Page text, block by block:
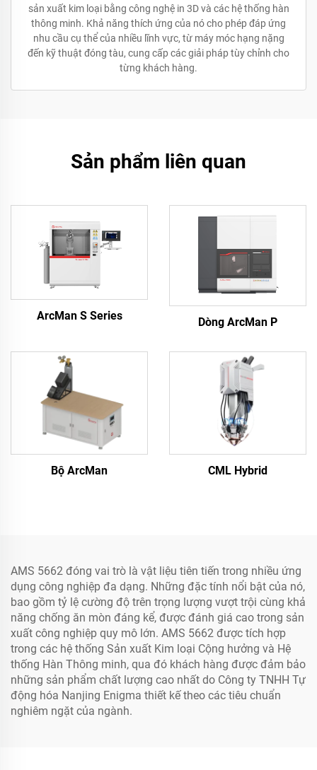
sản xuất kim loại bằng công nghệ in 3D và các hệ thống hàn
thông minh. Khả năng thích ứng của nó cho phép đáp ứng
nhu cầu cụ thể của nhiều lĩnh vực, từ máy móc hạng nặng
đến kỹ thuật đóng tàu, cung cấp các giải pháp tùy chỉnh cho
từng khách hàng.
Sản phẩm liên quan
ArcMan S Series Dòng ArcMan P
Bộ ArcMan CML Hybrid
AMS 5662 đóng vai trò là vật liệu tiên tiến trong nhiều ứng
dụng công nghiệp đa dạng. Những đặc tính nổi bật của nó,
bao gồm tỷ lệ cường độ trên trọng lượng vượt trội cùng khả
năng chống ăn mòn đáng kể, được đánh giá cao trong sản
xuất công nghiệp quy mô lớn. AMS 5662 được tích hợp
trong các hệ thống Sản xuất Kim loại Cộng hưởng và Hệ
thống Hàn Thông minh, qua đó khách hàng được đảm bảo
những sản phẩm chất lượng cao nhất do Công ty TNHH Tự
động hóa Nanjing Enigma thiết kế theo các tiêu chuẩn
nghiêm ngặt của ngành.